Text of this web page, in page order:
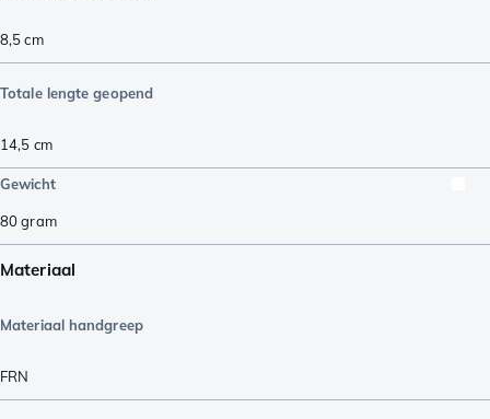
8,5cm
Totale lengte geopend
14,5 cm
Gewicht
80gram
Materiaal
Materiaal handgreep
FRN